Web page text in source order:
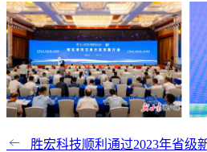
胜宏科技顺利通过2023年省级